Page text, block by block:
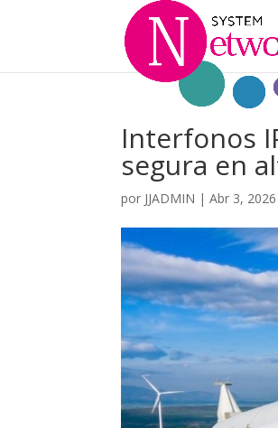
Interfonos
segura en
por JJADMIN |Abr 3, 2026